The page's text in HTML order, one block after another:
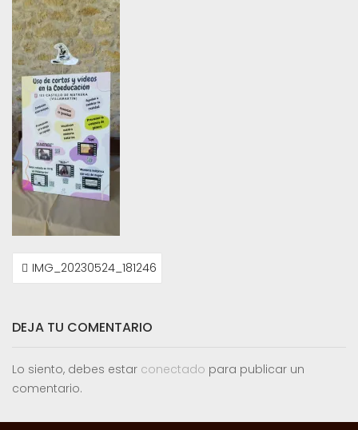
NAVEGACIÓN
DEIMG_20230524_181246
DEJA TU COMENTARIO
Lo siento, debes estar conectado para publicar un
comentario.